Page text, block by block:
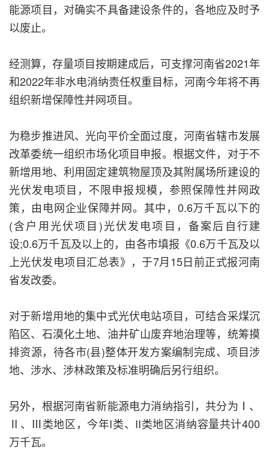
能源项目，对确实不具备建设条件的，各地应及时予
以废止。
经测算，存量项目按期建成后，可支撑河南省2021年
和2022年非水电消纳责任权重目标，河南今年将不再
组织新增保障性并网项目。
为稳步推进风、光向平价全面过度，河南省辖市发展
改革委统一组织市场化项目申报。根据文件，对于不
新增用地、利用固定建筑物屋顶及其附属场所建设的
光伏发电项目，不限申报规模，参照保障性并网政
策，由电网企业保障并网。其中，0.6万千瓦以下的
(含户用光伏项目)光伏发电项目，备案后自行建
设;0.6万千瓦及以上的，由各市填报《0.6万千瓦及以
上光伏发电项目汇总表》，于7月15日前正式报河南
省发改委。
对于新增用地的集中式光伏电站项目，可结合采煤沉
陷区、石漠化土地、油井矿山废弃地治理等，统筹摸
排资源，待各市(县)整体开发方案编制完成、项目涉
地、涉水、涉林政策及标准明确后另行组织。
另外，根据河南省新能源电力消纳指引，共分为Ⅰ、
Ⅱ、Ⅲ类地区，今年I类、II类地区消纳容量共计400
万千瓦。